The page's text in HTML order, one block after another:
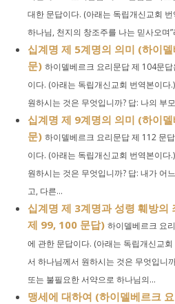
대한 문답이다. (아래는 독립개신교회
하나님, 천지의 창조주를 나는 믿사오며
십계명 제 5계명의 의미 (하이
문) 하이델베르크 요리문답 제 104문
이다. (아래는 독립개신교회 번역본이
원하시는 것은 무엇입니까? 답: 나의 부
십계명 제 9계명의 의미 (하이
문) 하이델베르크 요리문답 제 112 문
이다. (아래는 독립개신교회 번역본이
원하시는 것은 무엇입니까? 답: 내가 어
고, 다른...
십계명 제 3계명과 성령 훼방의
제 99, 100 문답) 하이델베르크 요
에 관한 문답이다. (아래는 독립개신교
서 하나님께서 원하시는 것은 무엇입니
또는 불필요한 서약으로 하나님의...
맹세에 대하여 (하이델베르크